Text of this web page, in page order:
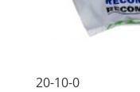
20-10-0